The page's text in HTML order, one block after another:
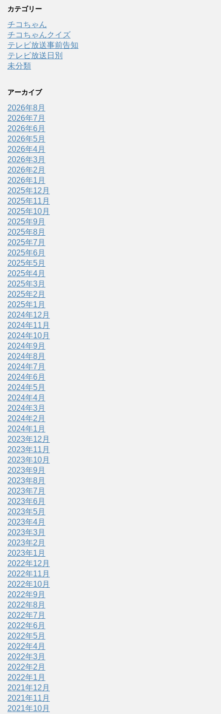
カテゴリー
チコちゃん
チコちゃんクイズ
テレビ放送事前告知
テレビ放送日別
未分類
アーカイブ
2026年8月
2026年7月
2026年6月
2026年5月
2026年4月
2026年3月
2026年2月
2026年1月
2025年12月
2025年11月
2025年10月
2025年9月
2025年8月
2025年7月
2025年6月
2025年5月
2025年4月
2025年3月
2025年2月
2025年1月
2024年12月
2024年11月
2024年10月
2024年9月
2024年8月
2024年7月
2024年6月
2024年5月
2024年4月
2024年3月
2024年2月
2024年1月
2023年12月
2023年11月
2023年10月
2023年9月
2023年8月
2023年7月
2023年6月
2023年5月
2023年4月
2023年3月
2023年2月
2023年1月
2022年12月
2022年11月
2022年10月
2022年9月
2022年8月
2022年7月
2022年6月
2022年5月
2022年4月
2022年3月
2022年2月
2022年1月
2021年12月
2021年11月
2021年10月